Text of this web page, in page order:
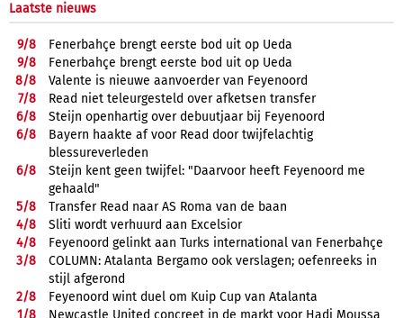
Laatste nieuws
9/8
Fenerbahçe brengt eerste bod uit op Ueda
9/8
Fenerbahçe brengt eerste bod uit op Ueda
8/8
Valente is nieuwe aanvoerder van Feyenoord
7/8
Read niet teleurgesteld over afketsen transfer
6/8
Steijn openhartig over debuutjaar bij Feyenoord
6/8
Bayern haakte af voor Read door twijfelachtig
blessureverleden
6/8
Steijn kent geen twijfel: "Daarvoor heeft Feyenoord me
gehaald"
5/8
Transfer Read naar AS Roma van de baan
4/8
Sliti wordt verhuurd aan Excelsior
4/8
Feyenoord gelinkt aan Turks international van Fenerbahçe
3/8
COLUMN: Atalanta Bergamo ook verslagen; oefenreeks in
stijl afgerond
2/8
Feyenoord wint duel om Kuip Cup van Atalanta